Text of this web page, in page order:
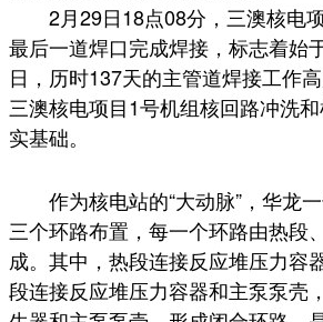
2月29日18点08分，三澳核电
最后一道焊口完成焊接，标志着始
日，历时137天的主管道焊接工作
三澳核电项目1号机组核回路冲洗
实基础。
作为核电站的“大动脉”，华龙
三个环路布置，每一个环路由热段
成。其中，热段连接反应堆压力容
段连接反应堆压力容器和主泵泵壳